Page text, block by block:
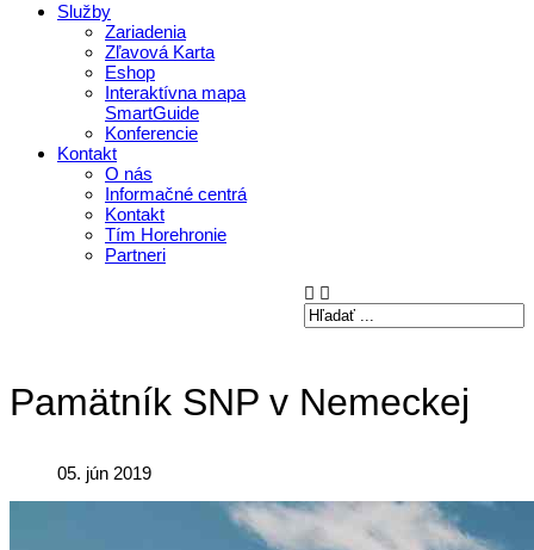
Služby
Zariadenia
Zľavová Karta
Eshop
Interaktívna mapa
SmartGuide
Konferencie
Kontakt
O nás
Informačné centrá
Kontakt
Tím Horehronie
Partneri
Pamätník SNP v Nemeckej
05. jún 2019